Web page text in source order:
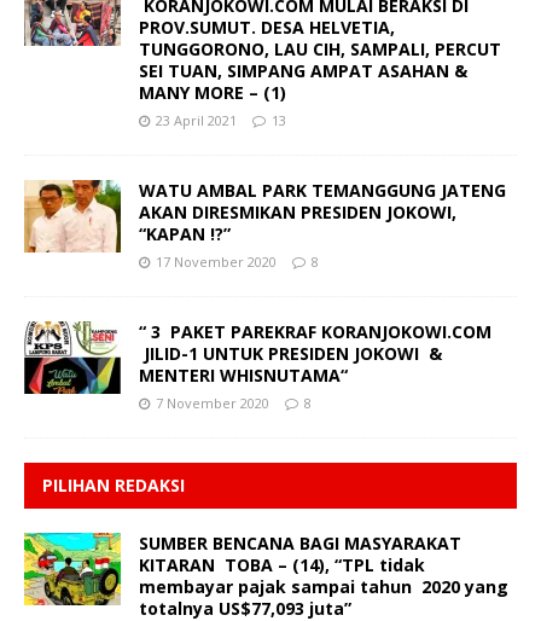
KORANJOKOWI.COM MULAI BERAKSI DI
PROV.SUMUT. DESA HELVETIA,
TUNGGORONO, LAU CIH, SAMPALI, PERCUT
SEI TUAN, SIMPANG AMPAT ASAHAN &
MANY MORE – (1)
23 April 2021 13
WATU AMBAL PARK TEMANGGUNG JATENG
AKAN DIRESMIKAN PRESIDEN JOKOWI,
“KAPAN !?”
17 November 2020 8
“ 3 PAKET PAREKRAF KORANJOKOWI.COM
JILID-1 UNTUK PRESIDEN JOKOWI &
MENTERI WHISNUTAMA“
7 November 2020 8
PILIHAN REDAKSI
SUMBER BENCANA BAGI MASYARAKAT
KITARAN TOBA – (14), “TPL tidak
membayar pajak sampai tahun 2020 yang
totalnya US$77,093 juta”